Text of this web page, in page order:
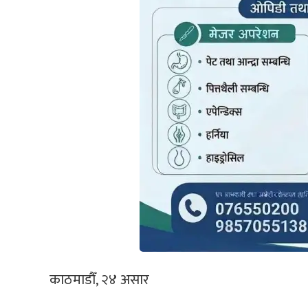
काठमाडौँ, २४ असार